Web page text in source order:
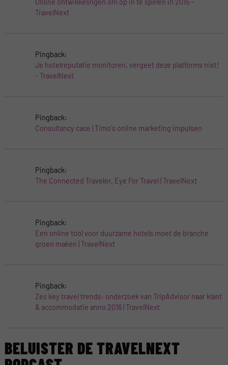
Online ontwikkelingen om op in te spelen in 2015 -
TravelNext
Pingback:
Je hotelreputatie monitoren, vergeet deze platforms niet!
- TravelNext
Pingback:
Consultancy case | Timo's online marketing impulsen
Pingback:
The Connected Traveler, Eye For Travel | TravelNext
Pingback:
Een online tool voor duurzame hotels moet de branche
groen maken | TravelNext
Pingback:
Zes key travel trends: onderzoek van TripAdvisor naar klant
& accommodatie anno 2016 | TravelNext
BELUISTER DE TRAVELNEXT